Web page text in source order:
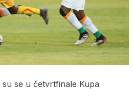
se u četvrtfinale Kupa